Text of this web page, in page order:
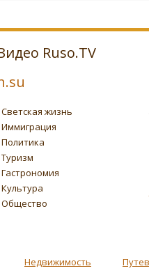
Ruso.TV
Светская жизнь
Иммиграция
Политика
Туризм
Гастрономия
Культура
Общество
Недвижимость